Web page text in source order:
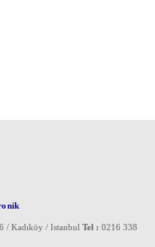
/ Kadıköy / Istanbul Tel : 0216 338